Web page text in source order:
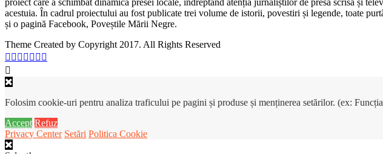
proiect care a schimbat dinamica presei locale, îndreptând atenția jurnaliștilor de presă scrisă și
acestuia. În cadrul proiectului au fost publicate trei volume de istorii, povestiri și legende, toate
și o pagină Facebook, Poveștile Mării Negre.
Theme Created by Copyright 2017. All Rights Reserved
Folosim cookie-uri pentru analiza traficului pe pagini și produse și menținerea setărilor. (ex:
Accept Refuz
Privacy Center Setări Politica Cookie